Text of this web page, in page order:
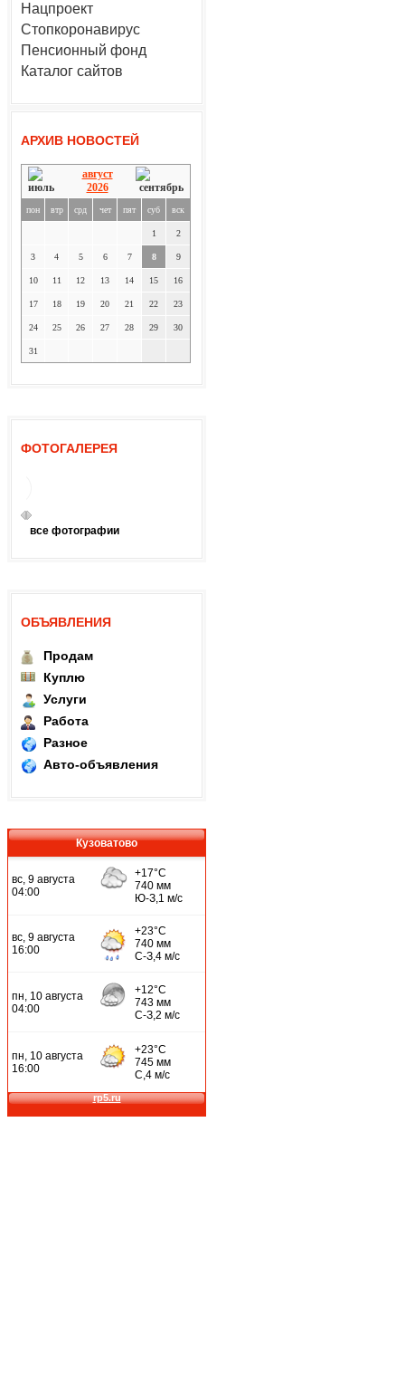
Нацпроект
Стопкоронавирус
Пенсионный фонд
Каталог сайтов
АРХИВ НОВОСТЕЙ
август
2026
пон втр срд чет пят суб вск
1 2
3 4 5 6 7 8 9
10 11 12 13 14 15 16
17 18 19 20 21 22 23
24 25 26 27 28 29 30
31
ФОТОГАЛЕРЕЯ
все фотографии
ОБЪЯВЛЕНИЯ
Продам
Куплю
Услуги
Работа
Разное
Авто-объявления
Кузоватово